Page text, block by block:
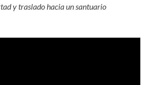
y traslado hacia un santuario